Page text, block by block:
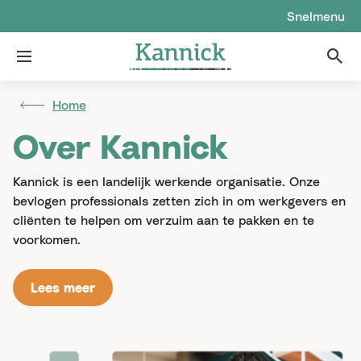
Snelmenu
Home
Over Kannick
Kannick is een landelijk werkende organisatie. Onze
bevlogen professionals zetten zich in om werkgevers en
cliënten te helpen om verzuim aan te pakken en te
voorkomen.
Lees meer